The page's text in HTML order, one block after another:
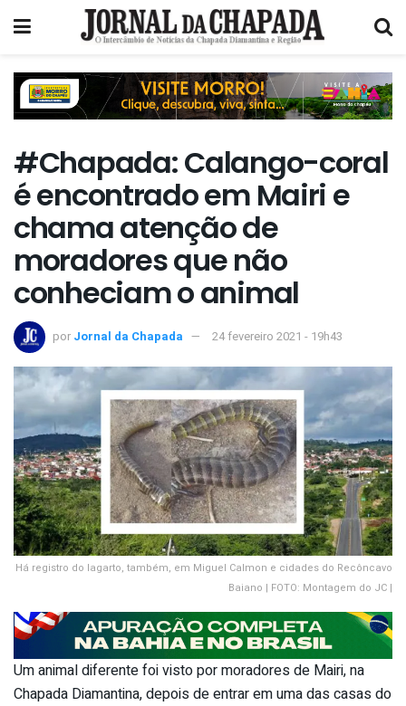
#Chapada: Calango-coral
é encontrado em Mairi e
chama atenção de
moradores que não
conheciam o animal
por Jornal da Chapada 24 fevereiro 2021 - 19h43
Há registro do lagarto, também, em Miguel Calmon e cidades do Recôncavo
Baiano | FOTO: Montagem do JC |
Um animal diferente foi visto por moradores de Mairi, na
Chapada Diamantina, depois de entrar em uma das casas do